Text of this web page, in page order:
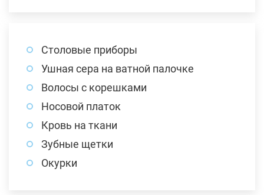
Столовые приборы
Ушная сера на ватной палочке
Волосы с корешками
Носовой платок
Кровь на ткани
Зубные щетки
Окурки